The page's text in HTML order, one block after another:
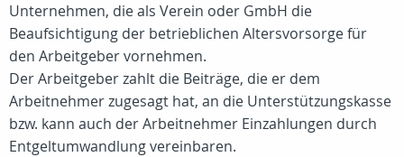
Unternehmen, die als Verein oder GmbH die
Beaufsichtigung der betrieblichen Altersvorsorge für
den Arbeitgeber vornehmen.
Der Arbeitgeber zahlt die Beiträge, die er dem
Arbeitnehmer zugesagt hat, an die Unterstützungskasse
bzw. kann auch der Arbeitnehmer Einzahlungen durch
Entgeltumwandlung vereinbaren.